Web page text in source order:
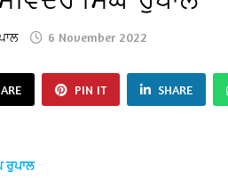
6 November 2022
PIN IT SHARE
ਰੁਪਾਲ